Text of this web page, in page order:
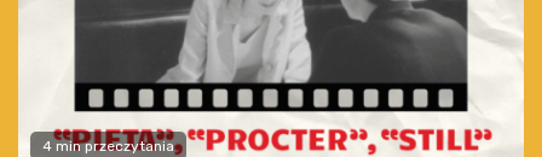
4 min przeczytania